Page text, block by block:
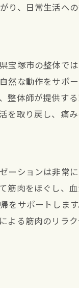
心感
プローチ
効果
整体施術
ム
市の整体のアプ
ク
法
、日常生活への
塚市の整体で
な動作をサポ
整体師が提供す
取り戻し、痛
ションは非常
肉をほぐし、
をサポートしま
る筋肉のリラ